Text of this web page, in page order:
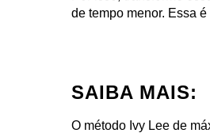
de tempo menor. Essa
SAIBA MAIS:
O método Ivy Lee de